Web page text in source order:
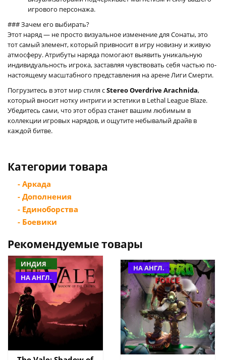
игрового персонажа.
### Зачем его выбирать?
Этот наряд — не просто визуальное изменение для Сонаты, это
тот самый элемент, который привносит в игру новизну и живую
атмосферу. Атрибуты наряда помогают выявить уникальную
индивидуальность игрока, заставляя чувствовать себя частью по-
настоящему масштабного представления на арене Лиги Смерти.
Погрузитесь в этот мир стиля сStereo Overdrive Arachnida,
который вносит нотку интриги и эстетики в Lethal League Blaze.
Убедитесь сами, что этот образ станет вашим любимым в
коллекции игровых нарядов, и ощутите небывалый драйв в
каждой битве.
Категории товара
- Аркада
- Дополнения
- Единоборства
- Боевики
Рекомендуемые товары
ИНДИЯ
НА АНГЛ.
НА АНГЛ.